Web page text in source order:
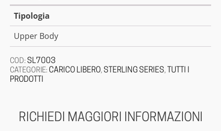
Tipologia
Upper Body
COD: SL7003
CATEGORIE: CARICO LIBERO, STERLING SERIES,
TUTTI I
PRODOTTI
RICHIEDI MAGGIORI INFORMAZIONI